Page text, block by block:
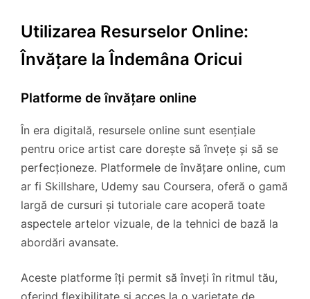
Utilizarea Resurselor Online:
Învățare la Îndemâna Oricui
Platforme de învățare online
În era digitală, resursele online sunt esențiale
pentru orice artist care dorește să învețe și să se
perfecționeze. Platformele de învățare online, cum
ar fi Skillshare, Udemy sau Coursera, oferă o gamă
largă de cursuri și tutoriale care acoperă toate
aspectele artelor vizuale, de la tehnici de bază la
abordări avansate.
Aceste platforme îți permit să înveți în ritmul tău,